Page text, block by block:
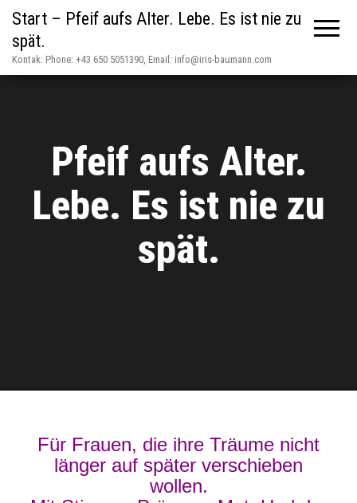
Start – Pfeif aufs Alter. Lebe. Es ist nie zu
spät.
Kontak: Phone: +43 650 5051390, Email: info@iris-baumann.com
Pfeif aufs Alter.
Lebe. Es ist nie zu
spät.
Für Frauen, die ihre Träume nicht
länger auf später verschieben
wollen.